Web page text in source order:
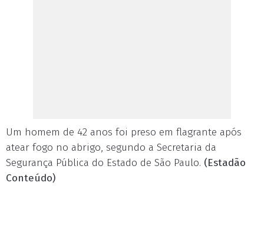
Um homem de 42 anos foi preso em flagrante após
atear fogo no abrigo, segundo a Secretaria da
Segurança Pública do Estado de São Paulo. (Estadão
Conteúdo)